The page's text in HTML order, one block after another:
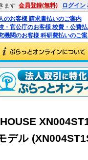
ます 会員登録(無料) ログイン
のお客様 請求書払いのご案内
・官公庁のお客様 校費・公費
機関のお客様 科研費払いのご
デル